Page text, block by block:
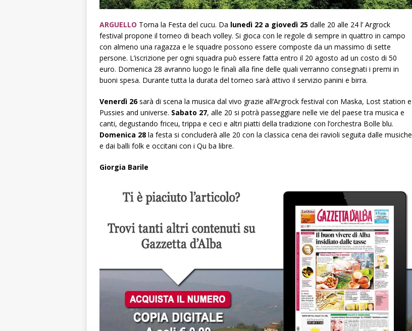
ARGUELLO Torna la Festa del cucu. Da lunedì 22 a giovedì 25 dalle 20 alle 24 l’ Argrock
festival propone il torneo di beach volley. Si gioca con le regole di sempre in quattro in campo
con almeno una ragazza e le squadre possono essere composte da un massimo di sette
persone. L’iscrizione per ogni squadra può essere fatta entro il 20 agosto ad un costo di 50
euro. Domenica 28 avranno luogo le finali alla fine delle quali verranno consegnati i premi in
buoni spesa. Durante tutta la durata del torneo sarà attivo il servizio panini e birra.
Venerdì 26sarà di scena la musica dal vivo grazie all’Argrock festival con Maska, Lost station e
Pussies and universe. Sabato 27, alle 20 si potrà passeggiare nelle vie del paese tra musica e
canti, degustando friceu, trippa e ceci e altri piatti della tradizione con l’orchestra Bolle blu.
Domenica 28 la festa si concluderà alle 20 con la classica cena dei ravioli seguita dalle musiche
e dai balli folk e occitani con i Qu ba libre.
Giorgia Barile